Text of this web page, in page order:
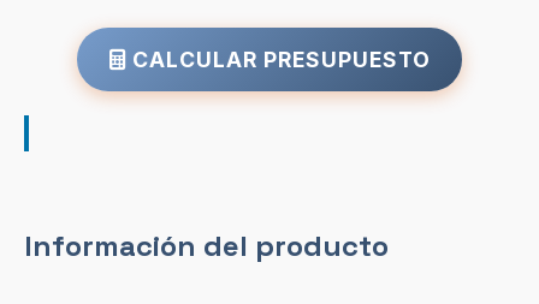
CALCULAR PRESUPUESTO
Información del producto